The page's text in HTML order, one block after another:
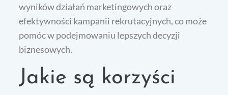
wyników działań marketingowych oraz
efektywności kampanii rekrutacyjnych, co może
pomóc w podejmowaniu lepszych decyzji
biznesowych.
Jakie są korzyści